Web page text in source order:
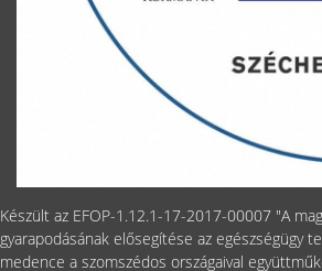
Készült az EFOP-1.12.1-17-2017-00007 "A
gyarapodásának elősegítése az egészségügy
medence a szomszédos országaival